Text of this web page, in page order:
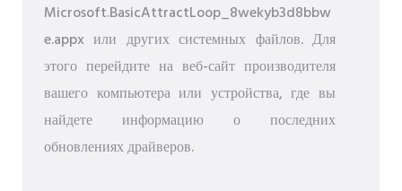
Microsoft.BasicAttractLoop_8wekyb3d8bbw
e.appx или других системных файлов. Для
этого перейдите на веб-сайт производителя
вашего компьютера или устройства, где вы
найдете информацию о последних
обновлениях драйверов.